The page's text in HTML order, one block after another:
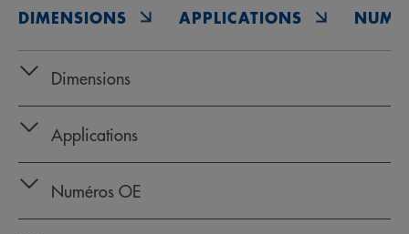
DIMENSIONS APPLICATIONS
Dimensions
Applications
Numéros OE